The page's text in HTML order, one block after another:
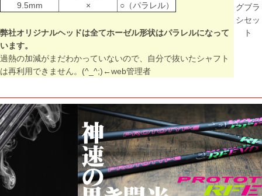
9.5mm
× ○（パラレル）
弊社オリジナルヘッドは全てホーゼル形状はパラレルになって
います。
過熱の加減がまだわかっていないので、自分で抜いたシャフト
は再利用できません。(^_^;)←web管理者
グブラ
シセッ
ト